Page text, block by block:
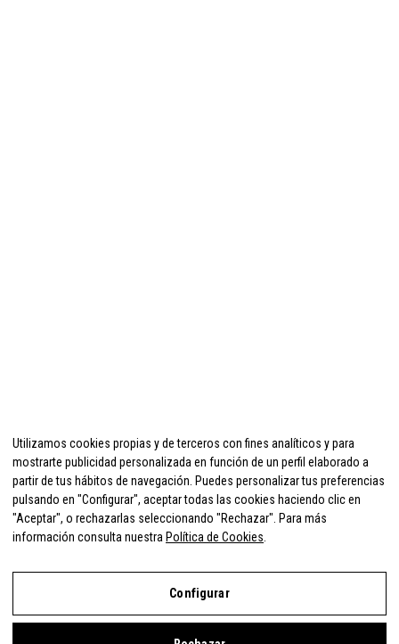
Utilizamos cookies propias y de terceros con fines analíticos y para
mostrarte publicidad personalizada en función de un perfil elaborado a
partir de tus hábitos de navegación. Puedes personalizar tus preferencias
pulsando en "Configurar", aceptar todas las cookies haciendo clic en
"Aceptar", o rechazarlas seleccionando "Rechazar". Para más
información consulta nuestra Política de Cookies
Configurar